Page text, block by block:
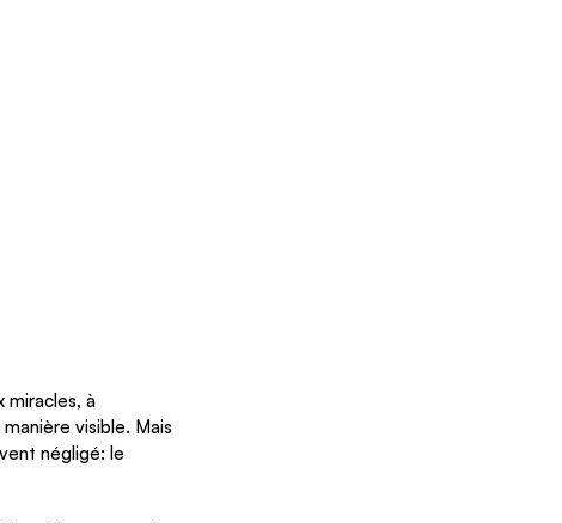
miracles, à
visible. Mais
négligé: le